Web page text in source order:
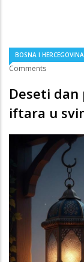
BOSNA I HERCEGOVINA
Comments
Deseti dan
iftara u